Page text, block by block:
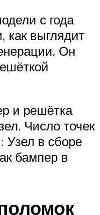
с года
как выглядит
Он
и решётка
Число точек
Узел в сборе
бампер в